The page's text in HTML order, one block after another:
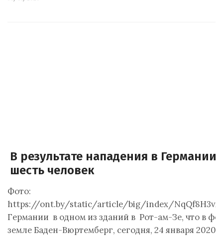
В результате нападения в Германии
шесть человек
Фото:
https://ont.by/static/article/big/index/
Германии в одном из зданий в Рот-ам-Зе, что в
земле Баден-Вюртемберг, сегодня, 24 января 2020